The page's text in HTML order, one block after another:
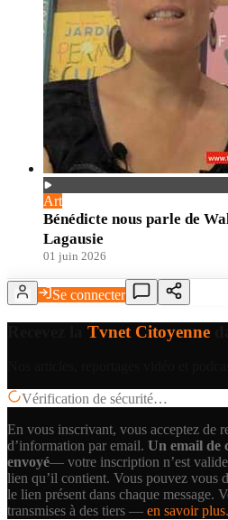
Art
Bénédicte nous parle de
Lagausie
01 juin 2026
Se connecter
Tvnet Citoyenne
Vérification de sécurité…
En vous inscrivant, vous acceptez de
d’information par email. Un email de
envoyé— votre inscription n’est
lien qu’il contient. Vous pouvez vous
le lien présent dans chaque message.
transmises à des tiers — en savoir plus.